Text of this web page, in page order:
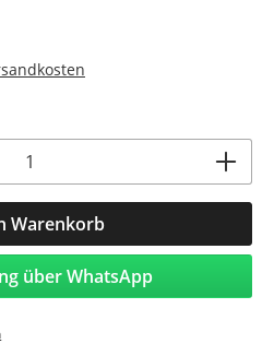
den gewünschten
Warenkorb
über WhatsApp